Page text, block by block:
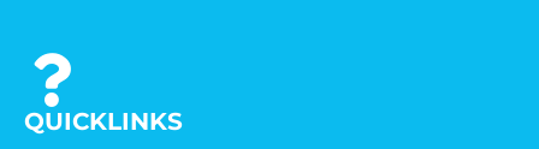
QUICKLINKS